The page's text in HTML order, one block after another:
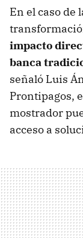
En el caso de
impacto
banca
señaló Luis
Prontipagos,
mostrador
acceso a